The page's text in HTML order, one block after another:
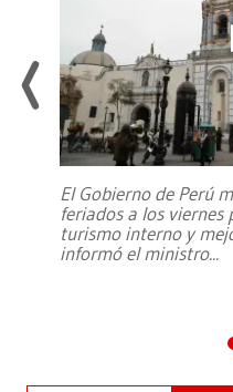
El Gobierno de Perú
feriados a los
turismo interno y
informó el ministro...